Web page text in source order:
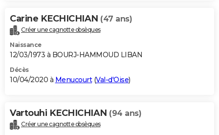
Carine KECHICHIAN (47 ans)
Créer une cagnotte obsèques
Naissance
12/03/1973 à BOURJ-HAMMOUD LIBAN
Décès
10/04/2020 à Menucourt(Val-d'Oise)
Vartouhi KECHICHIAN (94 ans)
Créer une cagnotte obsèques